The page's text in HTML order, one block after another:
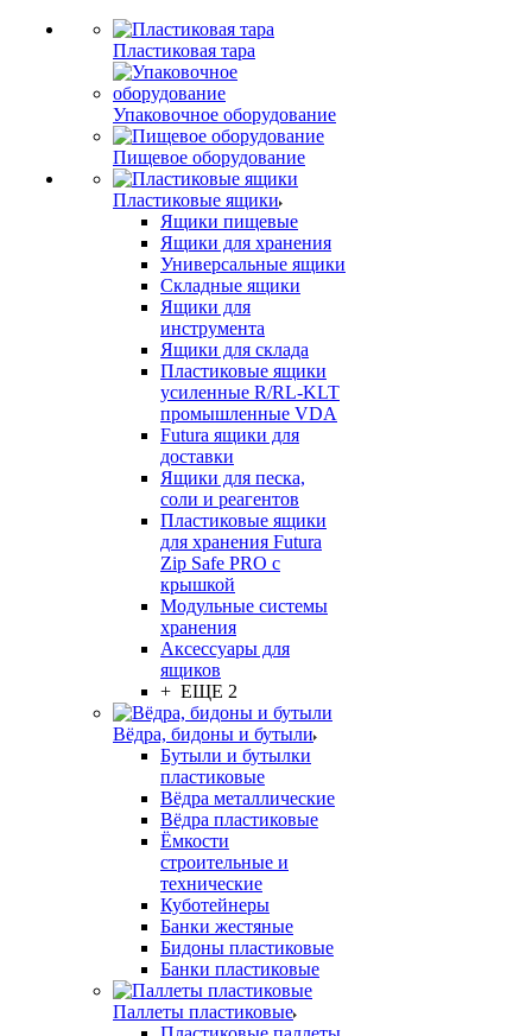
Пластиковая тара
Упаковочное оборудование
Пищевое оборудование
Пластиковые ящики
Ящики пищевые
Ящики для хранения
Универсальные ящики
Складные ящики
Ящики для
инструмента
Ящики для склада
Пластиковые ящики
усиленные R/RL-KLT
промышленные VDA
Futura ящики для
доставки
Ящики для песка,
соли и реагентов
Пластиковые ящики
для хранения Futura
Zip Safe PRO с
крышкой
Модульные системы
хранения
Аксессуары для
ящиков
+ ЕЩЕ 2
Вёдра, бидоны и бутыли
Бутыли и бутылки
пластиковые
Вёдра металлические
Вёдра пластиковые
Ёмкости
строительные и
технические
Куботейнеры
Банки жестяные
Бидоны пластиковые
Банки пластиковые
Паллеты пластиковые